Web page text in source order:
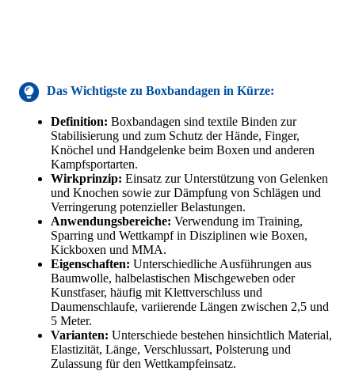
Das Wichtigste zu Boxbandagen in Kürze:
Definition: Boxbandagen sind textile Binden zur
Stabilisierung und zum Schutz der Hände, Finger,
Knöchel und Handgelenke beim Boxen und anderen
Kampfsportarten.
Wirkprinzip: Einsatz zur Unterstützung von Gelenken
und Knochen sowie zur Dämpfung von Schlägen und
Verringerung potenzieller Belastungen.
Anwendungsbereiche: Verwendung im Training,
Sparring und Wettkampf in Disziplinen wie Boxen,
Kickboxen und MMA.
Eigenschaften: Unterschiedliche Ausführungen aus
Baumwolle, halbelastischen Mischgeweben oder
Kunstfaser, häufig mit Klettverschluss und
Daumenschlaufe, variierende Längen zwischen 2,5 und
5 Meter.
Varianten: Unterschiede bestehen hinsichtlich Material,
Elastizität, Länge, Verschlussart, Polsterung und
Zulassung für den Wettkampfeinsatz.